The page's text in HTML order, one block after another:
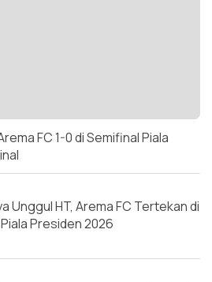
FC 1-0 di Semifinal Piala
Unggul HT, Arema FC Tertekan di
Presiden 2026